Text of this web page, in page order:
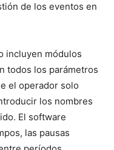
de los eventos en
incluyen módulos
todos los parámetros
el operador solo
los nombres
El software
las pausas